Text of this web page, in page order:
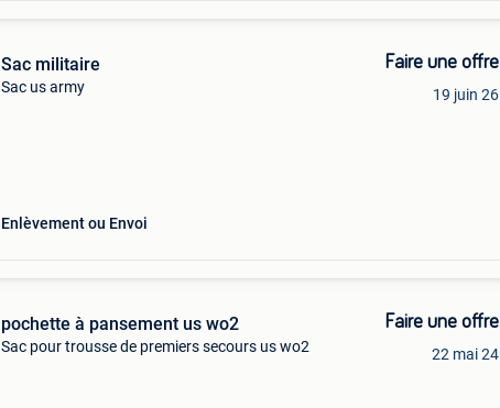
Sac militaire
Sac us army
Enlèvement ou Envoi
Faire une offre
19 juin 26
pochette à pansement us wo2
Sac pour trousse de premiers secours us wo2
Faire une offre
22 mai 24